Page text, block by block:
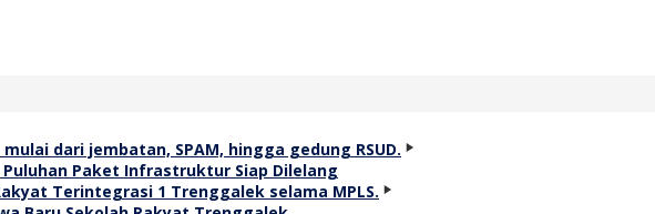
Paket Infrastruktur Siap Dilelang